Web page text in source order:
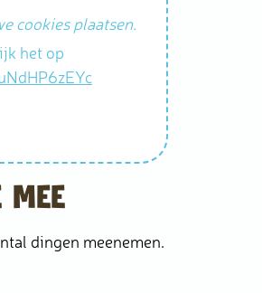
cookies plaatsen.
het op
dingen meenemen.